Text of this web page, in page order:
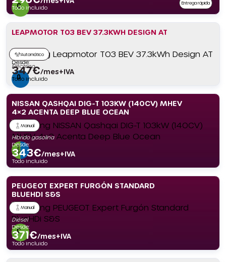
Todo incluido
Entrega rápida
LEAPMOTOR T03 BEV 37.3KWH DESIGN AT
Automático
Eléctrico
Desde:
347€/mes+IVA
Todo incluido
NISSAN QASHQAI DIG-T 103KW (140CV) MHEV
4×2 ACENTA DEEP BLUE OCEAN
Manual
Híbrido gasolina
Desde:
343€/mes+IVA
Todo incluido
PEUGEOT EXPERT FURGÓN STANDARD
BLUEHDI S&S
Manual
Diésel
Desde:
371€/mes+IVA
Todo incluido